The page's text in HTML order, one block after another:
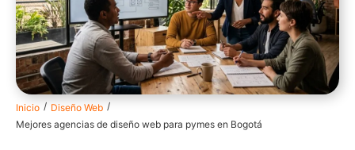
Inicio / Diseño Web /
Mejores agencias de diseño web para pymes en Bogotá